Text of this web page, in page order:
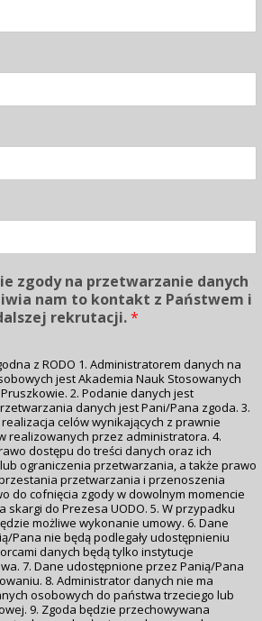
zgody na przetwarzanie danych
nam to kontakt z Państwem i
rekrutacji.*
z RODO 1. Administratorem danych na
jest Akademia Nauk Stosowanych
2. Podanie danych jest
danych jest Pani/Pana zgoda. 3.
celów wynikających z prawnie
realizowanych przez administratora. 4.
dostępu do treści danych oraz ich
ograniczenia przetwarzania, a także prawo
przetwarzania i przenoszenia
do cofnięcia zgody w dowolnym momencie
do Prezesa UODO. 5. W przypadku
możliwe wykonanie umowy. 6. Dane
Pana nie będą podlegały udostępnieniu
danych będą tylko instytucje
7. Dane udostępnione przez Panią/Pana
8. Administrator danych nie ma
osobowych do państwa trzeciego lub
9. Zgoda będzie przechowywana